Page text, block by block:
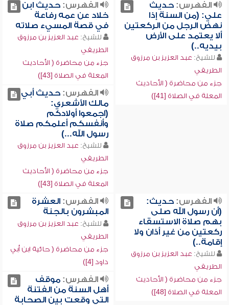
الفهرس:حديث
علي: (من السنة إذا
نهض الرجل من الركعتين
ألا يعتمد على الأرض
بيديه..)
للشيخ: عبد العزيز بن مرزوق
الطريفي
جزء من محاضرة ( الأحاديث
المعلة في الصلاة [41])
الفهرس:حديث ابن
خلاد عن عمه رفاعة
في قصة المسيء صلاته
للشيخ: عبد العزيز بن مرزوق
الطريفي
جزء من محاضرة ( الأحاديث
المعلة في الصلاة [43])
الفهرس:حديث أبي
مالك الأشعري:
(اجمعوا أولادكم
وأنفسكم أعلمكم صلاة
رسول الله...)
للشيخ: عبد العزيز بن مرزوق
الطريفي
جزء من محاضرة ( الأحاديث
المعلة في الصلاة [43])
الفهرس:حديث:
(أن رسول الله صلى
بهم صلاة الاستسقاء
ركعتين من غير أذان ولا
إقامة..)
للشيخ: عبد العزيز بن مرزوق
الطريفي
جزء من محاضرة ( الأحاديث
المعلة في الصلاة [48])
الفهرس:العشرة
المبشرون بالجنة
للشيخ: عبد العزيز بن مرزوق
الطريفي
جزء من محاضرة ( حائية ابن أبي
داود [4])
الفهرس:موقف
أهل السنة من الفتنة
التي وقعت بين الصحابة